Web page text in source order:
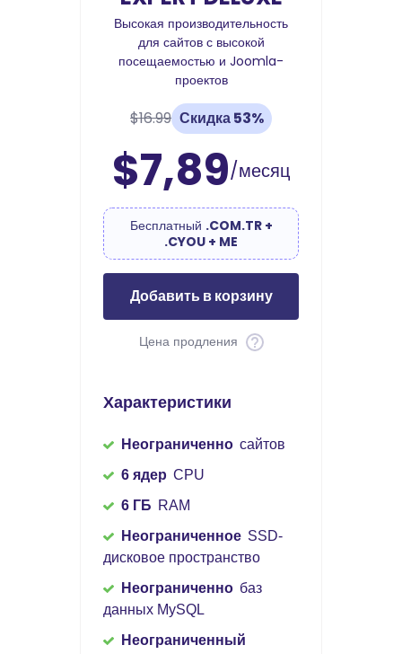
Высокая производительность
для сайтов с высокой
посещаемостью и Joomla-
проектов
$16.99 Скидка 53%
$7,89/месяц
Бесплатный .COM.TR +
.CYOU + ME
Добавить в корзину
Цена продления
Характеристики
Неограниченно сайтов
6 ядер CPU
6 ГБ RAM
Неограниченное SSD-
дисковое пространство
Неограниченно баз
данных MySQL
Неограниченный